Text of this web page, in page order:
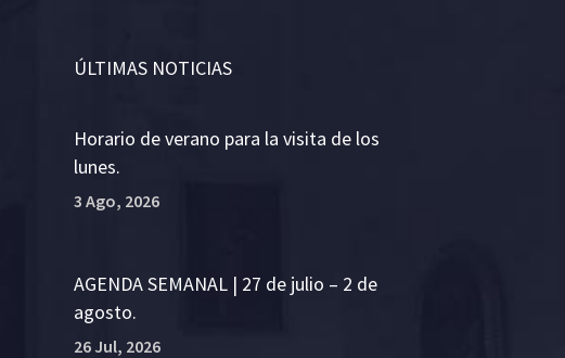
ÚLTIMAS NOTICIAS
Horario de verano para la visita de los
lunes.
3 Ago, 2026
AGENDA SEMANAL | 27 de julio – 2 de
agosto.
26 Jul, 2026